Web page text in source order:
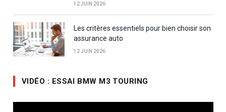
12 JUIN 2026
Les critères essentiels pour bien choisir son
assurance auto
12 JUIN 2026
VIDÉO : ESSAI BMW M3 TOURING